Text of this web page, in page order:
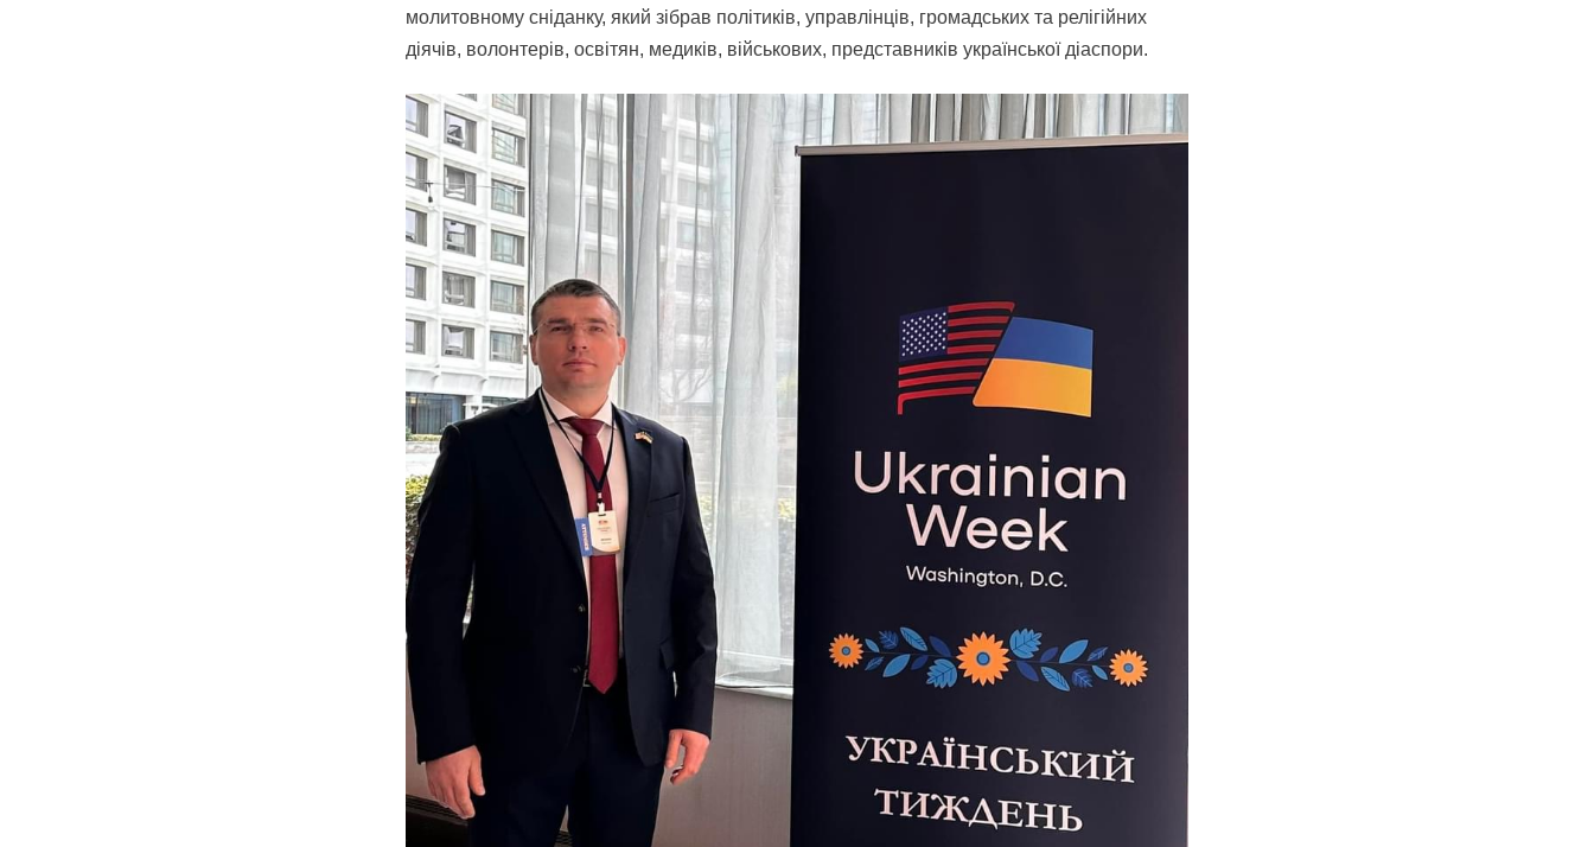
молитовному сніданку, який зібрав політиків, управлінців, громадських та релігійних
діячів, волонтерів, освітян, медиків, військових, представників української діаспори.